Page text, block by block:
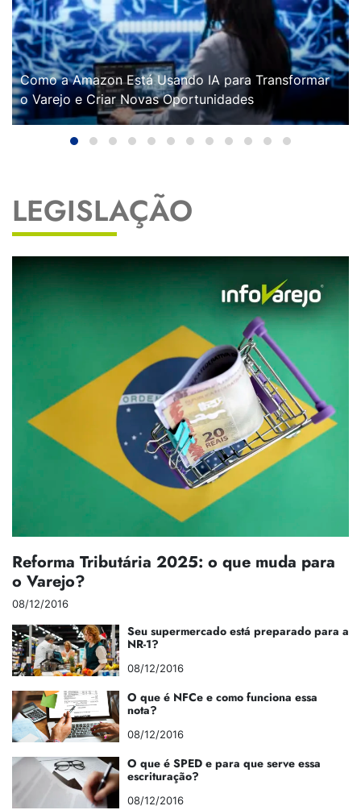
Como a Amazon Está Usando IA para Transformar
o Varejo e Criar Novas Oportunidades
LEGISLAÇÃO
Reforma Tributária 2025: o que muda para
o Varejo?
08/12/2016
Seu supermercado está preparado para a
NR-1?
08/12/2016
O que é NFCe e como funciona essa
nota?
08/12/2016
O que é SPED e para que serve essa
escrituração?
08/12/2016